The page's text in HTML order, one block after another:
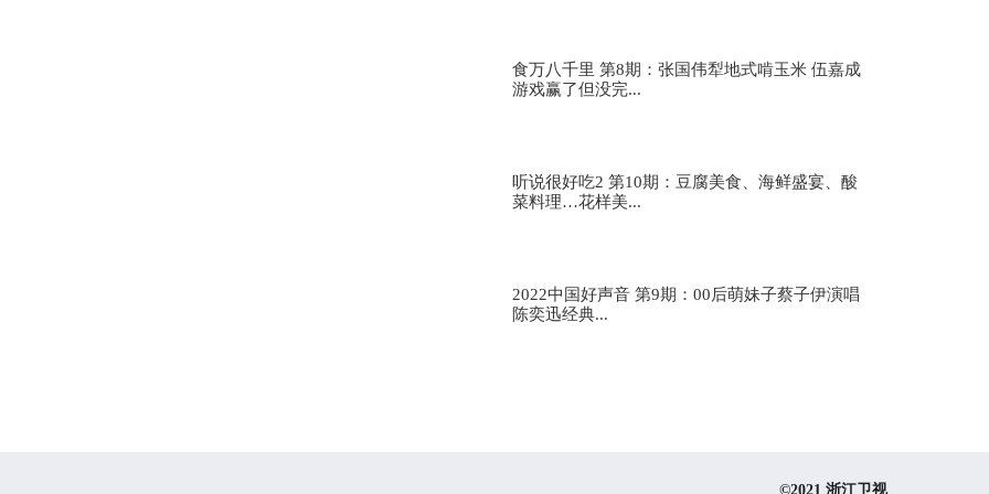
食万八千里 第8期：张国伟犁地式啃玉米 伍嘉成
游戏赢了但没完...
听说很好吃2 第10期：豆腐美食、海鲜盛宴、酸
菜料理…花样美...
2022中国好声音 第9期：00后萌妹子蔡子伊演唱
陈奕迅经典...
©2021 浙江卫视